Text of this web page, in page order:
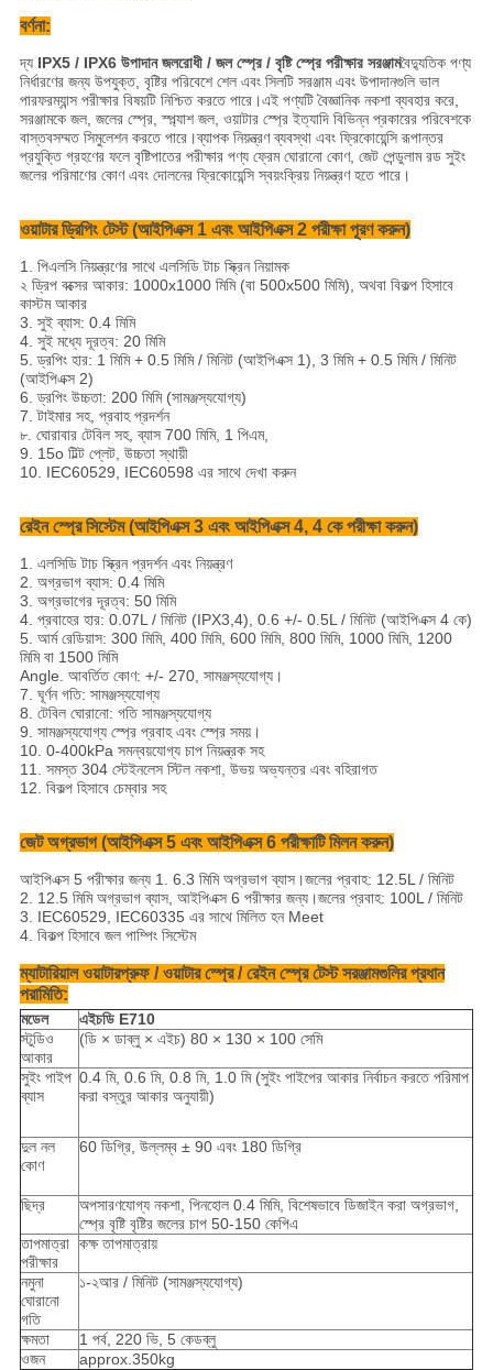
বর্ণনা:
দ্য IPX5 / IPX6 উপাদান জলরোধী / জল স্প্রে / বৃষ্টি স্প্রে পরীক্ষার সরঞ্জামবৈদ্যুতিক পণ্য
নির্ধারণের জন্য উপযুক্ত, বৃষ্টির পরিবেশে শেল এবং সিলটি সরঞ্জাম এবং উপাদানগুলি ভাল
পারফরম্যান্স পরীক্ষার বিষয়টি নিশ্চিত করতে পারে।এই পণ্যটি বৈজ্ঞানিক নকশা ব্যবহার করে,
সরঞ্জামকে জল, জলের স্প্রে, স্প্ল্যাশ জল, ওয়াটার স্প্রে ইত্যাদি বিভিন্ন প্রকারের পরিবেশকে
বাস্তবসম্মত সিমুলেশন করতে পারে।ব্যাপক নিয়ন্ত্রণ ব্যবস্থা এবং ফ্রিকোয়েন্সি রূপান্তর
প্রযুক্তি গ্রহণের ফলে বৃষ্টিপাতের পরীক্ষার পণ্য ফ্রেম ঘোরানো কোণ, জেট পেন্ডুলাম রড সুইং
জলের পরিমাণের কোণ এবং দোলনের ফ্রিকোয়েন্সি স্বয়ংক্রিয় নিয়ন্ত্রণ হতে পারে।
ওয়াটার ড্রিপিং টেস্ট (আইপিএক্স 1 এবং আইপিএক্স 2 পরীক্ষা পূরণ করুন)
1. পিএলসি নিয়ন্ত্রণের সাথে এলসিডি টাচ স্ক্রিন নিয়ামক
২ ড্রিপ বক্সের আকার: 1000x1000 মিমি (বা 500x500 মিমি), অথবা বিকল্প হিসাবে
কাস্টম আকার
3. সুই ব্যাস: 0.4 মিমি
4. সুই মধ্যে দূরত্ব: 20 মিমি
5. ড্রপিং হার: 1 মিমি + 0.5 মিমি / মিনিট (আইপিএক্স 1), 3 মিমি + 0.5 মিমি / মিনিট
(আইপিএক্স 2)
6. ড্রপিং উচ্চতা: 200 মিমি (সামঞ্জস্যযোগ্য)
7. টাইমার সহ, প্রবাহ প্রদর্শন
৮. ঘোরাবার টেবিল সহ, ব্যাস 700 মিমি, 1 পিএম,
9. 15o টিল্ট প্লেট, উচ্চতা স্থায়ী
10. IEC60529, IEC60598 এর সাথে দেখা করুন
রেইন স্প্রে সিস্টেম (আইপিএক্স 3 এবং আইপিএক্স 4, 4 কে পরীক্ষা করুন)
1. এলসিডি টাচ স্ক্রিন প্রদর্শন এবং নিয়ন্ত্রণ
2. অগ্রভাগ ব্যাস: 0.4 মিমি
3. অগ্রভাগের দূরত্ব: 50 মিমি
4. প্রবাহের হার: 0.07L / মিনিট (IPX3,4), 0.6 +/- 0.5L / মিনিট (আইপিএক্স 4 কে)
5. আর্ম রেডিয়াস: 300 মিমি, 400 মিমি, 600 মিমি, 800 মিমি, 1000 মিমি, 1200
মিমি বা 1500 মিমি
Angle. আবর্তিত কোণ: +/- 270, সামঞ্জস্যযোগ্য।
7. ঘূর্ণন গতি: সামঞ্জস্যযোগ্য
8. টেবিল ঘোরানো: গতি সামঞ্জস্যযোগ্য
9. সামঞ্জস্যযোগ্য স্প্রে প্রবাহ এবং স্প্রে সময়।
10. 0-400kPa সমন্বয়যোগ্য চাপ নিয়ন্ত্রক সহ
11. সমস্ত 304 স্টেইনলেস স্টিল নকশা, উভয় অভ্যন্তর এবং বহিরাগত
12. বিকল্প হিসাবে চেম্বার সহ
জেট অগ্রভাগ (আইপিএক্স 5 এবং আইপিএক্স 6 পরীক্ষাটি মিলন করুন)
আইপিএক্স 5 পরীক্ষার জন্য 1. 6.3 মিমি অগ্রভাগ ব্যাস।জলের প্রবাহ: 12.5L / মিনিট
2. 12.5 মিমি অগ্রভাগ ব্যাস, আইপিএক্স 6 পরীক্ষার জন্য।জলের প্রবাহ: 100L / মিনিট
3. IEC60529, IEC60335 এর সাথে মিলিত হন Meet
4. বিকল্প হিসাবে জল পাম্পিং সিস্টেম
ম্যাটারিয়াল ওয়াটারপ্রুফ / ওয়াটার স্প্রে / রেইন স্প্রে টেস্ট সরঞ্জামগুলির প্রধান
পরামিতি:
মডেল
এইচডি E710
স্টুডিও
আকার
(ডি × ডাব্লু × এইচ) 80 × 130 × 100 সেমি
সুইং পাইপ
ব্যাস
0.4 মি, 0.6 মি, 0.8 মি, 1.0 মি (সুইং পাইপের আকার নির্বাচন করতে পরিমাপ
করা বস্তুর আকার অনুযায়ী)
দুল নল
কোণ
60 ডিগ্রি, উল্লম্ব ± 90 এবং 180 ডিগ্রি
ছিদ্র
অপসারণযোগ্য নকশা, পিনহোল 0.4 মিমি, বিশেষভাবে ডিজাইন করা অগ্রভাগ,
স্প্রে বৃষ্টি বৃষ্টির জলের চাপ 50-150 কেপিএ
তাপমাত্রা
পরীক্ষার
কক্ষ তাপমাত্রায়
নমুনা
ঘোরানো
গতি
১-২আর / মিনিট (সামঞ্জস্যযোগ্য)
ক্ষমতা
1 পর্ব, 220 ভি, 5 কেডব্লু
ওজন
approx.350kg